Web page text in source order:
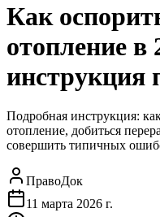
Как
отопление в
инструкция
Подробная инструкция:
отопление, добиться
совершить типичных
ПравоДок
11 марта 2026 г.